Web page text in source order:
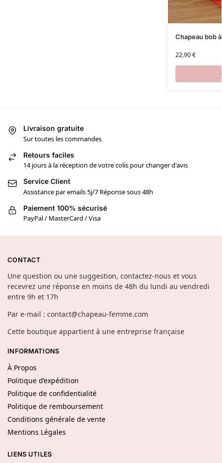
Chapeau bob
22,90€
Livraison gratuite
Sur toutes les commandes
Retours faciles
14 jours à la réception de votre colis pour changer d'avis
Service Client
Assistance par emails 5j/7 Réponse sous 48h
Paiement 100% sécurisé
PayPal / MasterCard / Visa
CONTACT
Une question ou une suggestion, contactez-nous et vous
recevrez une réponse en moins de 48h du lundi au vendredi
entre 9h et 17h
Par e-mail : contact@chapeau-femme.com
Cette boutique appartient à une entreprise française
INFORMATIONS
À Propos
Politique d’expédition
Politique de confidentialité
Politique de remboursement
Conditions générale de vente
Mentions Légales
LIENS UTILES